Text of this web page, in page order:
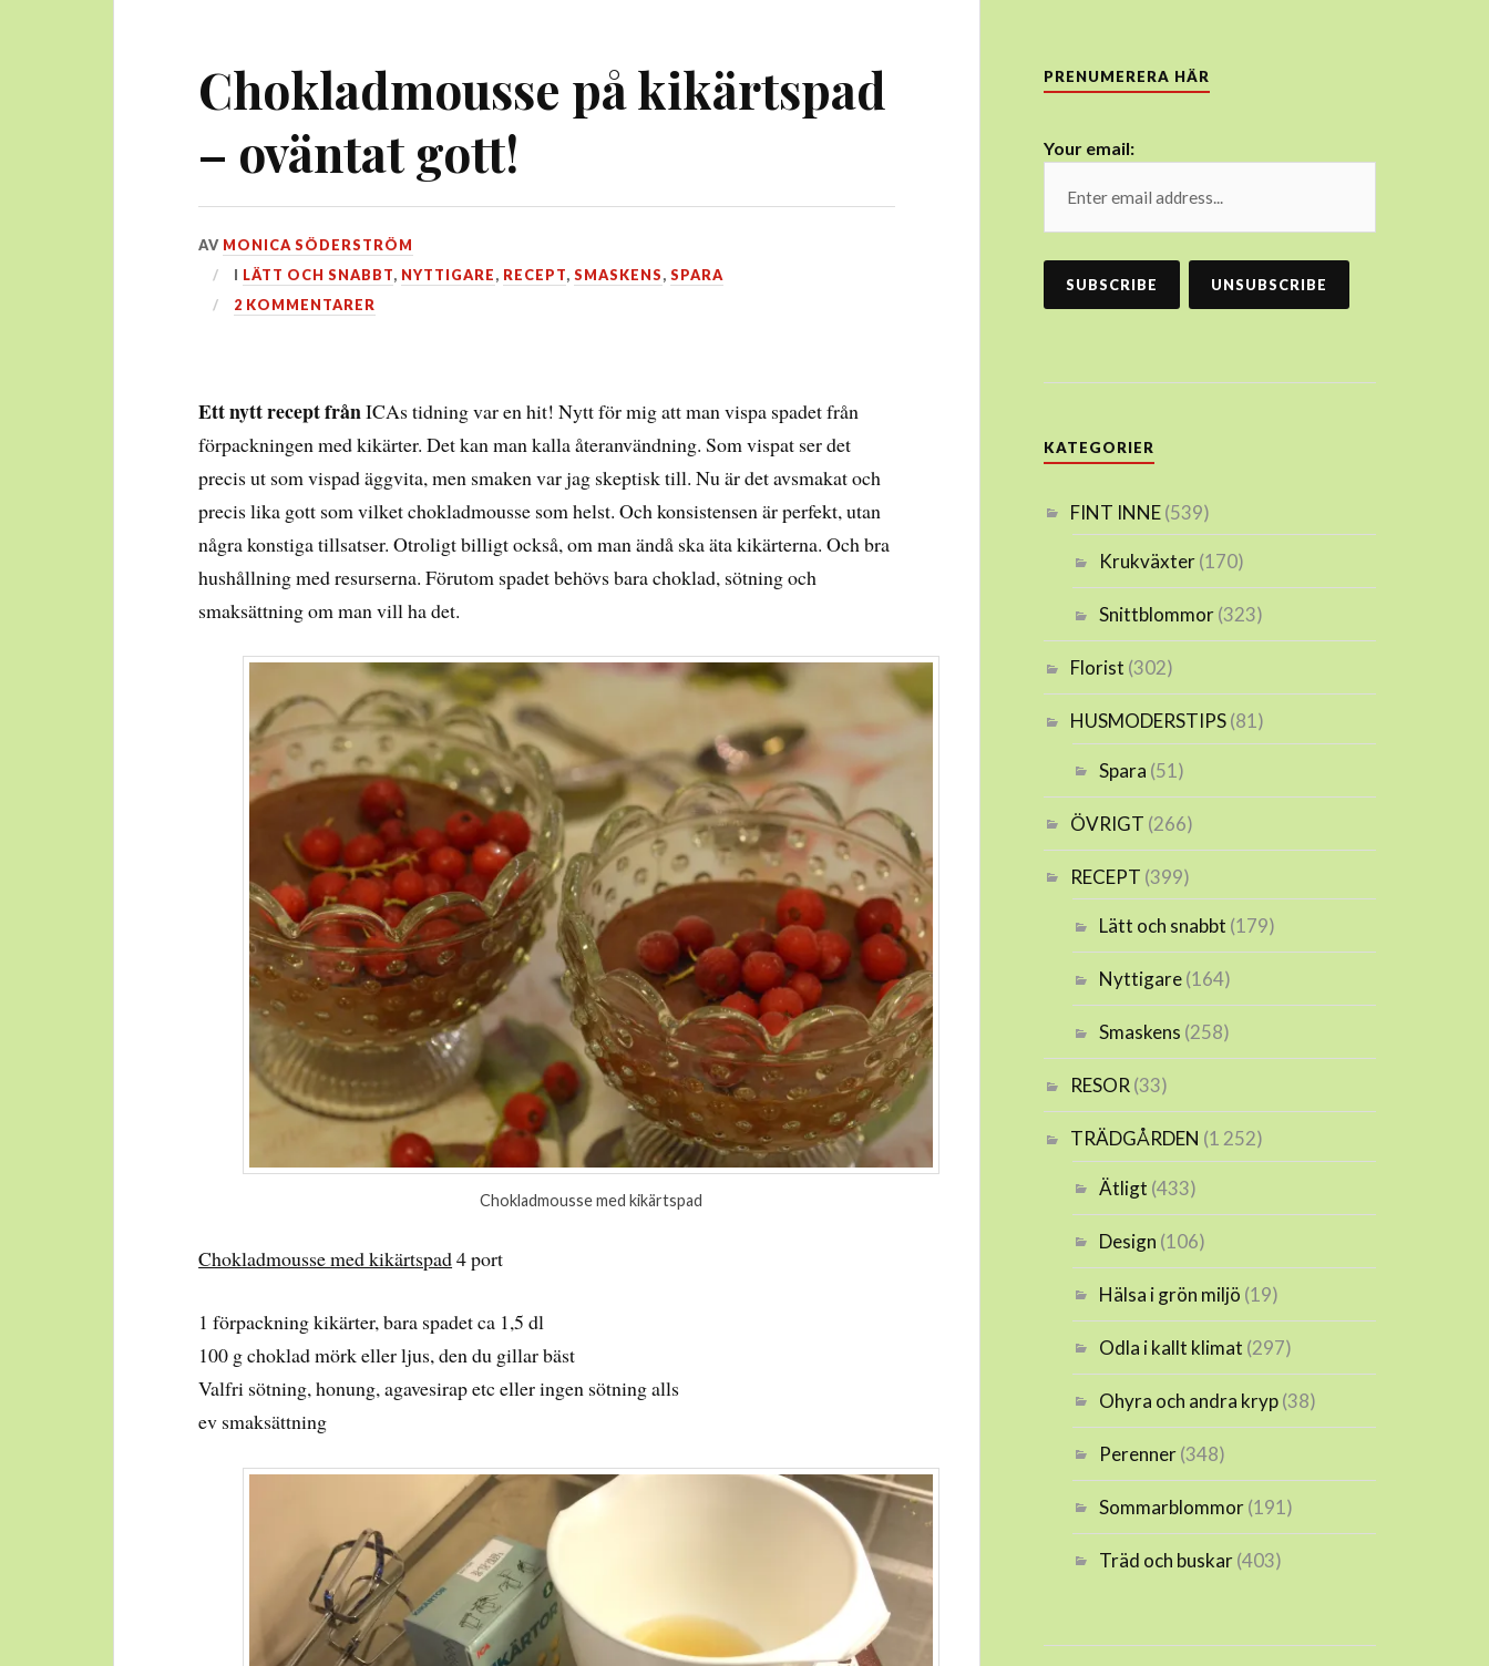
Chokladmousse på kikärtspad
– oväntat gott!
DEN
27
JANUARI,
AV MONICA SÖDERSTRÖM
I LÄTT OCH SNABBT, NYTTIGARE, RECEPT, SMASKENS, SPARA
2 KOMMENTARER
Ett nytt recept frånICAs tidning var en hit! Nytt för mig att man vispa spadet från
förpackningen med kikärter. Det kan man kalla återanvändning. Som vispat ser det
precis ut som vispad äggvita, men smaken var jag skeptisk till. Nu är det avsmakat och
precis lika gott som vilket chokladmousse som helst. Och konsistensen är perfekt, utan
några konstiga tillsatser. Otroligt billigt också, om man ändå ska äta kikärterna. Och bra
hushållning med resurserna. Förutom spadet behövs bara choklad, sötning och
smaksättning om man vill ha det.
Chokladmousse med kikärtspad
Chokladmousse med kikärtspad4 port
1 förpackning kikärter, bara spadet ca 1,5 dl
100 g choklad mörk eller ljus, den du gillar bäst
Valfri sötning, honung, agavesirap etc eller ingen sötning alls
ev smaksättning
PRENUMERERA HÄR
Your email:
KATEGORIER
FINT INNE(539)
Krukväxter(170)
Snittblommor(323)
Florist (302)
HUSMODERSTIPS(81)
Spara (51)
ÖVRIGT (266)
RECEPT (399)
Lätt och snabbt (179)
Nyttigare(164)
Smaskens (258)
RESOR (33)
TRÄDGÅRDEN (1 252)
Ätligt (433)
Design (106)
Hälsa i grön miljö (19)
Odla i kallt klimat (297)
Ohyra och andra kryp(38)
Perenner(348)
Sommarblommor(191)
Träd och buskar(403)